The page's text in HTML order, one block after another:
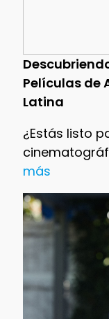
Películas de
Latina
¿Estás listo
más